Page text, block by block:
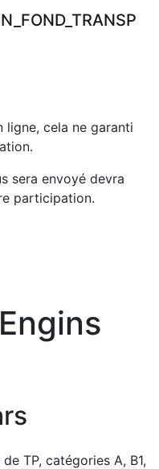
cela ne garanti
sera envoyé devra
participation.
TP, catégories A, B1,